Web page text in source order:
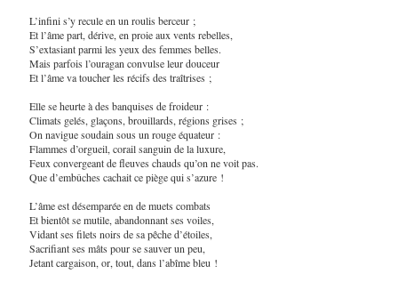
L’infini s’y recule en un roulis berceur ;
Et l’âme part, dérive, en proie aux vents rebelles,
S’extasiant parmi les yeux des femmes belles.
Mais parfois l’ouragan convulse leur douceur
Et l’âme va toucher les récifs des traîtrises ;
Elle se heurte à des banquises de froideur :
Climats gelés, glaçons, brouillards, régions grises ;
On navigue soudain sous un rouge équateur :
Flammes d’orgueil, corail sanguin de la luxure,
Feux convergeant de fleuves chauds qu’on ne voit pas.
Que d’embûches cachait ce piège qui s’azure !
L’âme est désemparée en de muets combats
Et bientôt se mutile, abandonnant ses voiles,
Vidant ses filets noirs de sa pêche d’étoiles,
Sacrifiant ses mâts pour se sauver un peu,
Jetant cargaison, or, tout, dans l’abîme bleu !